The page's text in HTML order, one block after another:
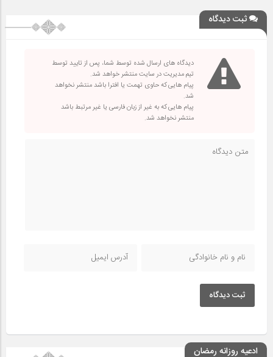
ثبت دیدگاه
دیدگاه های ارسال شده توسط شما، پس از تایید توسط
تیم مدیریت در سایت منتشر خواهد شد.
پیام هایی که حاوی تهمت یا افترا باشد منتشر نخواهد
شد.
پیام هایی که به غیر از زبان فارسی یا غیر مرتبط باشد
منتشر نخواهد شد.
ثبت دیدگاه
ادعیه روزانه رمضان